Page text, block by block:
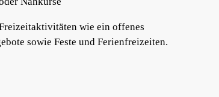
wie ein offenes
sowie Feste und Ferienfreizeiten.